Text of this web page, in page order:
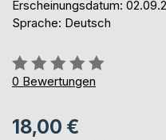
Erscheinungsdatum:
Sprache: Deutsch
Bewertung::
0%
0 Bewertungen
18,00 €